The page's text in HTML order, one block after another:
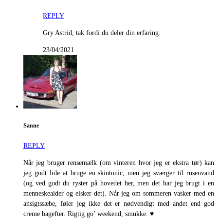
REPLY
Gry Astrid, tak fordi du deler din erfaring.
23/04/2021
Sanne
REPLY
Når jeg bruger rensemælk (om vinteren hvor jeg er ekstra tør) kan
jeg godt lide at bruge en skintonic, men jeg sværger til rosenvand
(og ved godt du ryster på hovedet her, men det har jeg brugt i en
menneskealder og elsker det). Når jeg om sommeren vasker med en
ansigtssæbe, føler jeg ikke det er nødvendigt med andet end god
creme bagefter. Rigtig go’ weekend, smukke. ♥